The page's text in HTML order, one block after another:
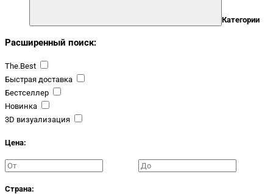
Категории
Расширенный поиск:
The.Best
Быстрая доставка
Бестселлер
Новинка
3D визуализация
Цена:
Страна: